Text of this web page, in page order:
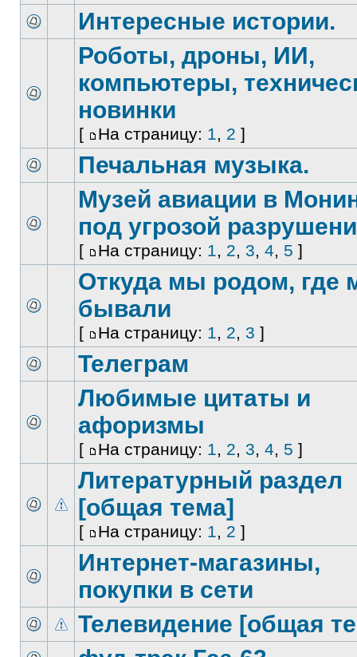
Интересные истории.
Роботы, дроны, ИИ,
компьютеры,
новинки
[ На страницу: 1, 2 ]
Печальная музыка.
Музей авиации в
под угрозой
[ На страницу: 1, 2, 3, 4, 5 ]
Откуда мы родом, где
бывали
[ На страницу: 1, 2, 3 ]
Телеграм
Любимые цитаты и
афоризмы
[ На страницу: 1, 2, 3, 4, 5 ]
Литературный раздел
[общая тема]
[ На страницу: 1, 2 ]
Интернет-магазины,
покупки в сети
Телевидение [общая